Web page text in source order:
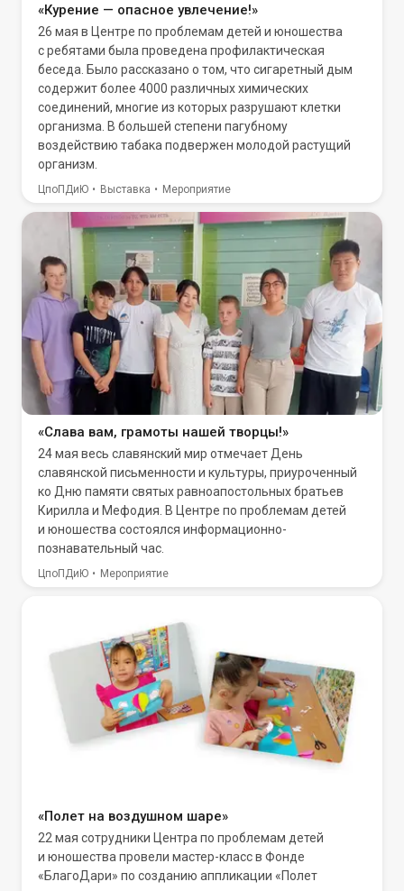
«Курение — опасное увлечение!»
26 мая в Центре по проблемам детей и юношества
с ребятами была проведена профилактическая
беседа. Было рассказано о том, что сигаретный дым
содержит более 4000 различных химических
соединений, многие из которых разрушают клетки
организма. В большей степени пагубному
воздействию табака подвержен молодой растущий
организм.
ЦпоПДиЮ Выставка Мероприятие
«Слава вам, грамоты нашей творцы!»
24 мая весь славянский мир отмечает День
славянской письменности и культуры, приуроченный
ко Дню памяти святых равноапостольных братьев
Кирилла и Мефодия. В Центре по проблемам детей
и юношества состоялся информационно-
познавательный час.
ЦпоПДиЮ Мероприятие
«Полет на воздушном шаре»
22 мая сотрудники Центра по проблемам детей
и юношества провели мастер-класс в Фонде
«БлагоДари» по созданию аппликации «Полет